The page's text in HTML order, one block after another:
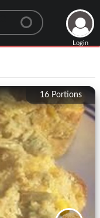
Login
16 Portions